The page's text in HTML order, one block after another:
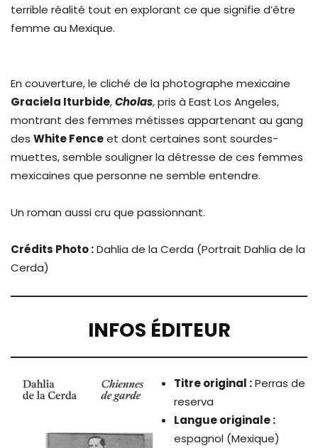
terrible réalité tout en explorant ce que signifie d’être
femme au Mexique.
En couverture, le cliché de la photographe mexicaine
Graciela Iturbide,Cholas, pris à East Los Angeles,
montrant des femmes métisses appartenant au gang
des White Fenceet dont certaines sont sourdes-
muettes, semble souligner la détresse de ces femmes
mexicaines que personne ne semble entendre.
Un roman aussi cru que passionnant.
Crédits Photo :Dahlia de la Cerda (Portrait Dahlia de la
Cerda)
INFOS ÉDITEUR
Titre original :Perras de
reserva
Langue originale :
espagnol (Mexique)